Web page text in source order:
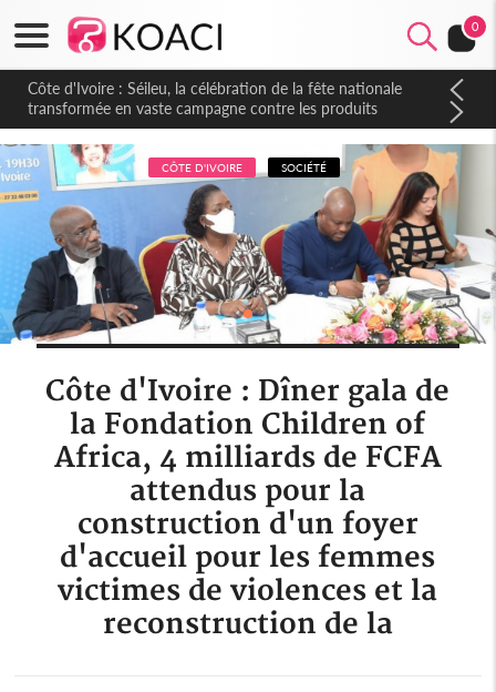
0
Côte d'Ivoire : Séileu, la célébration de la fête nationale
transformée en vaste campagne contre les produits
dépigmentants dangereux
CÔTE D'IVOIRE SOCIÉTÉ
Côte d'Ivoire : Dîner gala de
la Fondation Children of
Africa, 4 milliards de FCFA
attendus pour la
construction d'un foyer
d'accueil pour les femmes
victimes de violences et la
reconstruction de la